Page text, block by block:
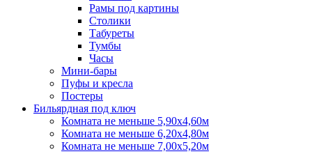
Рамы под картины
Столики
Табуреты
Тумбы
Часы
Мини-бары
Пуфы и кресла
Постеры
Бильярдная под ключ
Комната не меньше 5,90х4,60м
Комната не меньше 6,20х4,80м
Комната не меньше 7,00х5,20м